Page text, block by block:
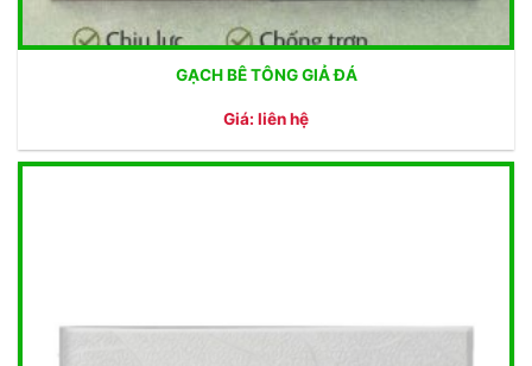
GẠCH BÊ TÔNG GIẢ ĐÁ
Giá: liên hệ